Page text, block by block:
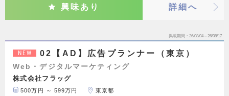
興味あり 詳細へ
掲載期間 26/08/04～26/08/17
NEW 02【AD】広告プランナー（東京）
Web・デジタルマーケティング
株式会社フラッグ
500万円 ～ 599万円 東京都